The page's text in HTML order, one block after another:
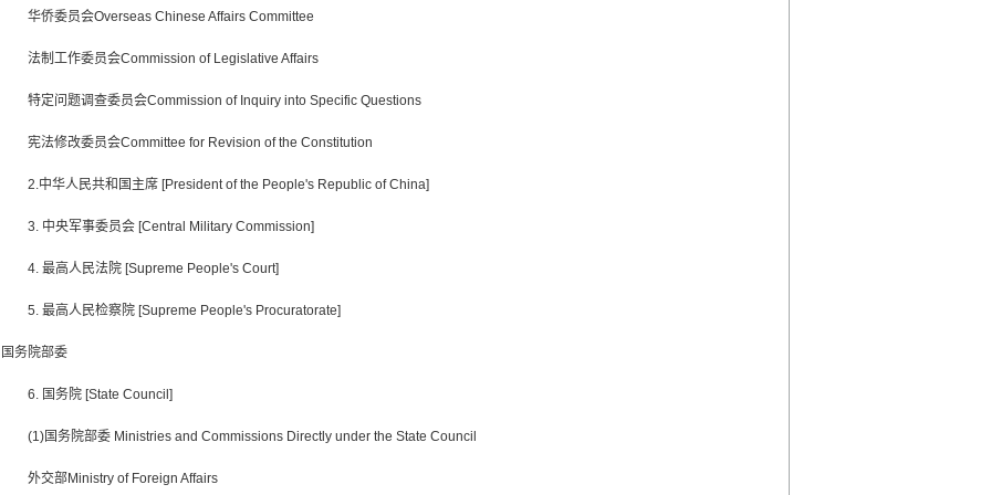
华侨委员会Overseas Chinese Affairs Committee
法制工作委员会Commission of Legislative Affairs
特定问题调查委员会Commission of Inquiry into Specific Questions
宪法修改委员会Committee for Revision of the Constitution
2.中华人民共和国主席 [President of the People's Republic of China]
3. 中央军事委员会 [Central Military Commission]
4. 最高人民法院 [Supreme People's Court]
5. 最高人民检察院 [Supreme People's Procuratorate]
国务院部委
6. 国务院 [State Council]
(1)国务院部委 Ministries and Commissions Directly under the State Council
外交部Ministry of Foreign Affairs